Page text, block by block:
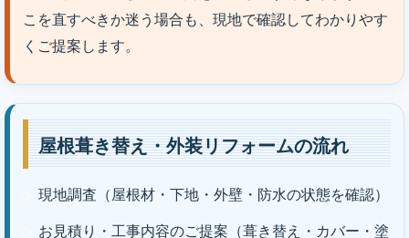
こを直すべきか迷う場合も、現地で確認してわかりやす
くご提案します。
屋根葺き替え・外装リフォームの流れ
現地調査（屋根材・下地・外壁・防水の状態を確認）
お見積り・工事内容のご提案（葺き替え・カバー・塗